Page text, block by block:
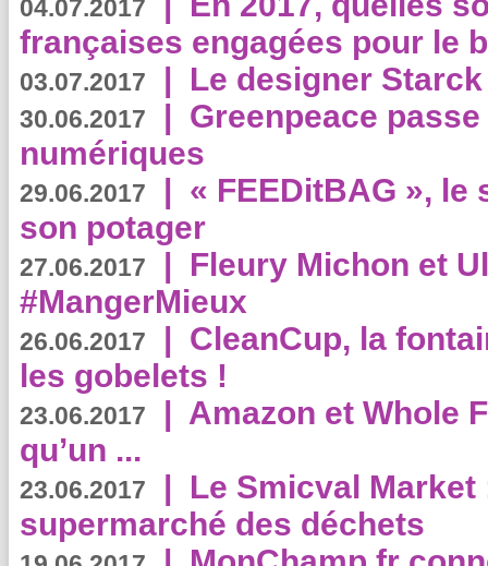
04.07.2017
françaises engagées pour le
03.07.2017 | Le designer
30.06.2017 | Greenpeace
numériques
29.06.2017 | « FEEDitBAG », le
son potager
27.06.2017 | Fleury Michon et
#MangerMieux
26.06.2017 | CleanCup, la
les gobelets !
23.06.2017 | Amazon et Whole
qu’un ...
23.06.2017 | Le Smicval
supermarché des déchets